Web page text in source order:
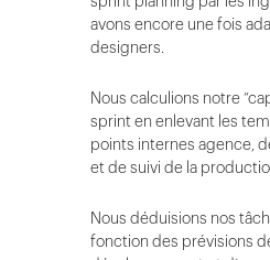
avons encore une fois
designers.
Nous calculions notre
sprint en enlevant les
points internes agence,
et de suivi de la
Nous déduisions nos
fonction des prévisions